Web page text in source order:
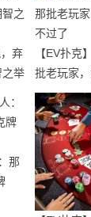
弃
之举
【EV扑克
批老玩家
过了
那